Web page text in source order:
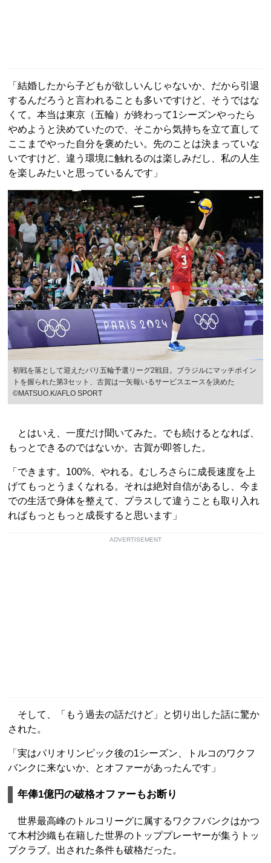
「結婚したから子どもが欲しいんじゃないか、だから引退
するんだろうと言われることも多いですけど、そうではな
くて。本当は東京（五輪）が終わって1シーズンやったら
やめようと決めていたので、そこから気持ちを立て直して
ここまでやった自分を褒めたい。先のことは決まっていな
いですけど、違う環境に触れるのは楽しみだし、私の人生
を楽しみたいと思っているんです」
初戦を落として迎えたパリ五輪予選リーグ2戦目。ブラジルにマッチポイン
トを握られた第3セット、古賀は一矢報いるサービスエースを決めた
©︎MATSUO.K/AFLO SPORT
とはいえ、一度だけ聞いてみた。でも続けるとなれば、
もっとできるのではないか。古賀が即答した。
「できます。100%、やれる。むしろさらに成長速度を上
げてもっとうまくなれる。それは絶対自信があるし、今ま
での生活で身体を整えて、プラスして違うことも取り入れ
ればもっともっと成長すると思います」
ADVERTISEMENT
そして、「もう過去の話だけど」と切り出した話に驚か
された。
「実はパリオリンピック後の1シーズン、トルコのワクフ
バンクに来ないか、とオファーがあったんです」
年俸1億円の破格オファーもお断り
世界最高峰のトルコリーグに属するワクフバンクはかつ
て木村沙織も在籍した世界のトッププレーヤーが集うトッ
プクラブ。出された条件も破格だった。